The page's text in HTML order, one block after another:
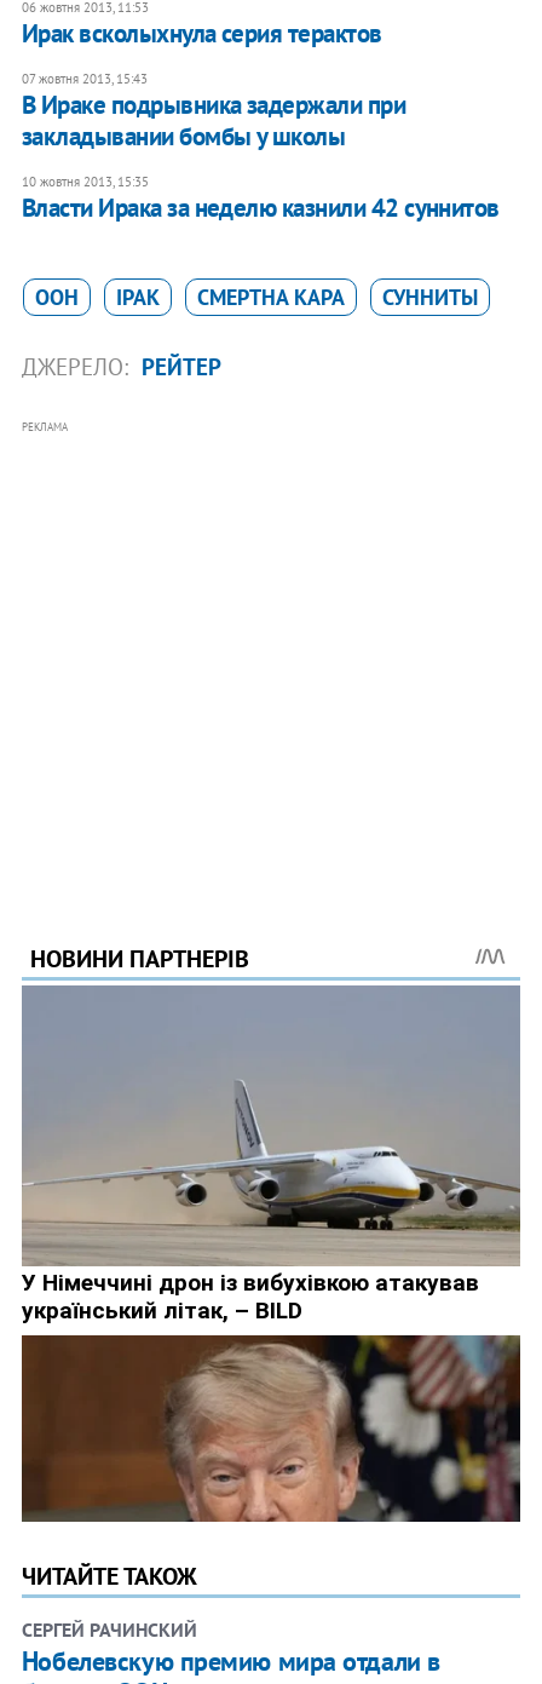
06 жовтня 2013, 11:53
Ирак всколыхнула серия терактов
07 жовтня 2013, 15:43
В Ираке подрывника задержали при
закладывании бомбы у школы
10 жовтня 2013, 15:35
​Власти Ирака за неделю казнили 42 суннитов
ООН ІРАК СМЕРТНА КАРА СУННИТЫ
ДЖЕРЕЛО: РЕЙТЕР
РЕКЛАМА
ЧИТАЙТЕ ТАКОЖ
СЕРГЕЙ РАЧИНСКИЙ
Нобелевскую премию мира отдали в